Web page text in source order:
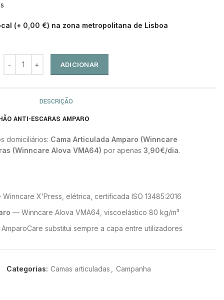
(+ 0,00 €) na zona metropolitana de Lisboa
ADICIONAR
DESCRIÇÃO
ANTI-ESCARAS AMPARO
domiciliários: Cama Articulada Amparo (Winncare
(Winncare Alova VMA64) por apenas 3,90€/dia.
X’Press, elétrica, certificada ISO 13485:2016
— Winncare Alova VMA64, viscoelástico 80 kg/m³
substitui sempre a capa entre utilizadores
incluído
Categorias: Camas articuladas Campanha